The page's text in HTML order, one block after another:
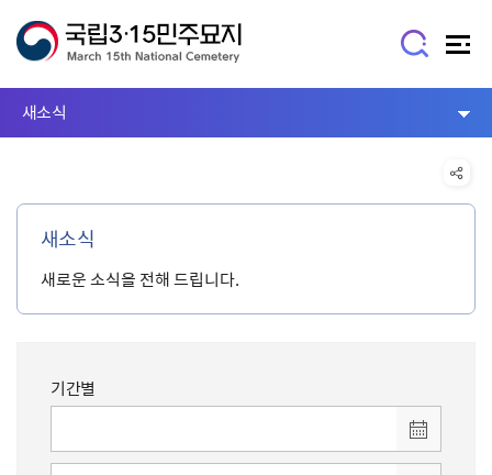
새소식
새소식
새로운 소식을 전해 드립니다.
기간별